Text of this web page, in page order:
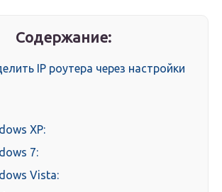
Содержание:
IP роутера через настройки
XP:
7:
Vista: